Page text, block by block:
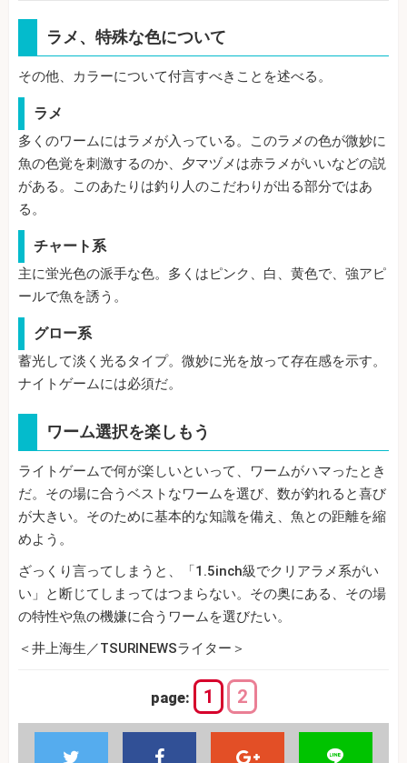
ラメ、特殊な色について
その他、カラーについて付言すべきことを述べる。
ラメ
多くのワームにはラメが入っている。このラメの色が微妙に
魚の色覚を刺激するのか、夕マヅメは赤ラメがいいなどの説
がある。このあたりは釣り人のこだわりが出る部分ではあ
る。
チャート系
主に蛍光色の派手な色。多くはピンク、白、黄色で、強アピ
ールで魚を誘う。
グロー系
蓄光して淡く光るタイプ。微妙に光を放って存在感を示す。
ナイトゲームには必須だ。
ワーム選択を楽しもう
ライトゲームで何が楽しいといって、ワームがハマったとき
だ。その場に合うベストなワームを選び、数が釣れると喜び
が大きい。そのために基本的な知識を備え、魚との距離を縮
めよう。
ざっくり言ってしまうと、「1.5inch級でクリアラメ系がい
い」と断じてしまってはつまらない。その奥にある、その場
の特性や魚の機嫌に合うワームを選びたい。
＜井上海生／TSURINEWSライター＞
page: 1 2